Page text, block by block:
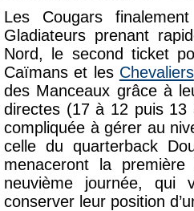
Les Cougars
Gladiateurs prenant
Nord, le second ticket
Caïmans et les Chevaliers
des Manceaux grâce à
directes (17 à 12 puis
compliquée à gérer au
celle du quarterback
menaceront la
neuvième journée, qui
conserver leur position